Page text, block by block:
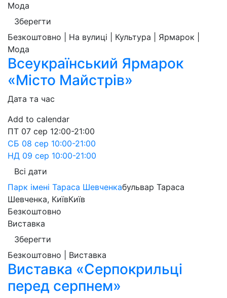
Мода
Зберегти
Безкоштовно | На вулиці | Культура | Ярмарок |
Мода
Всеукраїнський Ярмарок
«Місто Майстрів»
Дата та час
Add to calendar
ПТ 07 сер 12:00-21:00
СБ 08 сер 10:00-21:00
НД 09 сер 10:00-21:00
Всі дати
Парк імені Тараса Шевченкабульвар Тараса
Шевченка, КиївКиїв
Безкоштовно
Виставка
Зберегти
Безкоштовно | Виставка
Виставка «Серпокрильці
перед серпнем»